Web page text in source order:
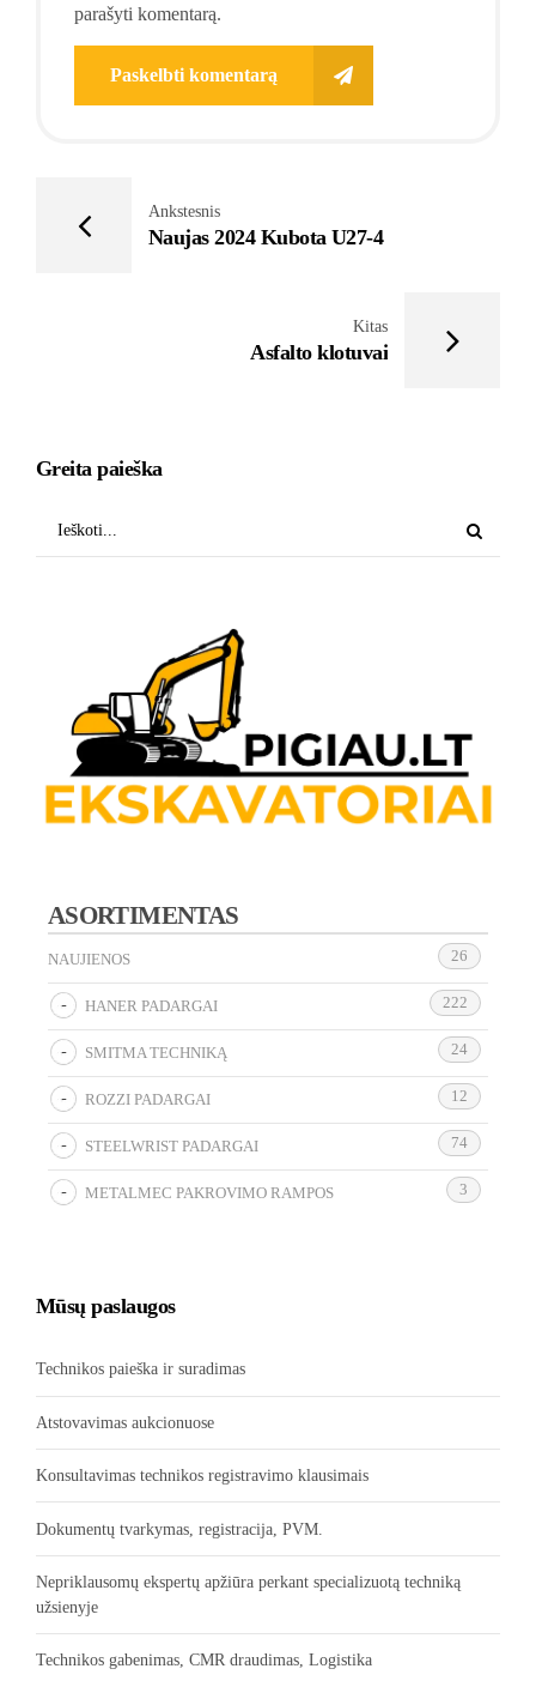
parašyti komentarą.
Paskelbti komentarą
Ankstesnis
Naujas 2024 Kubota U27-4
Kitas
Asfalto klotuvai
Greita paieška
ASORTIMENTAS
NAUJIENOS 26
HANER PADARGAI 222
SMITMA TECHNIKĄ 24
ROZZI PADARGAI 12
STEELWRIST PADARGAI 74
METALMEC PAKROVIMO RAMPOS 3
Mūsų paslaugos
Technikos paieška ir suradimas
Atstovavimas aukcionuose
Konsultavimas technikos registravimo klausimais
Dokumentų tvarkymas, registracija, PVM.
Nepriklausomų ekspertų apžiūra perkant specializuotą techniką
užsienyje
Technikos gabenimas, CMR draudimas, Logistika